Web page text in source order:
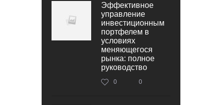
Эффективное
управление
инвестиционным
портфелем в
условиях
меняющегося
рынка: полное
руководство
0 0